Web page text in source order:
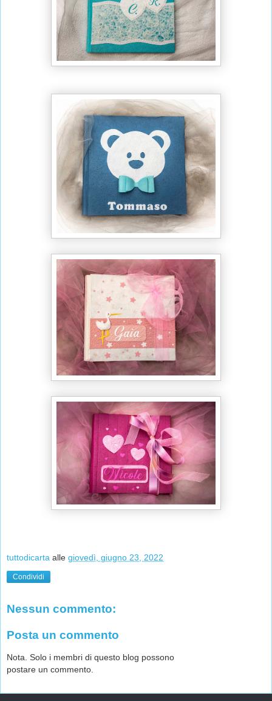
tuttodicarta alle giovedì, giugno 23, 2022
Condividi
Nessun commento:
Posta un commento
Nota. Solo i membri di questo blog possono
postare un commento.